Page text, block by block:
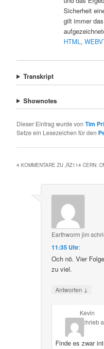
Sicherheit
gilt immer
HTML,
Transkript
Shownotes
Dieser Eintrag wurde vonTim
Setze ein Lesezeichen für den
4 KOMMENTARE ZU „ RZ114 CERN:
Earthworm jim
11:35 Uhr:
Och nö. Vier
zu viel.
Antworten ↓
Kevin
schrieb
Finde es zwar